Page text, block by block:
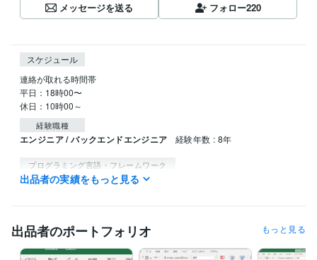
メッセージを送る
フォロー220
スケジュール
連絡が取れる時間帯
平日：18時00〜
休日：10時00～
経験職種
エンジニア / バックエンドエンジニア 経験年数 : 8年
プログラミング言語・フレームワーク
VBA:8年Python:2年
得意分野
IT
出品者の実績をもっと見る
出品者のポートフォリオ もっと見る